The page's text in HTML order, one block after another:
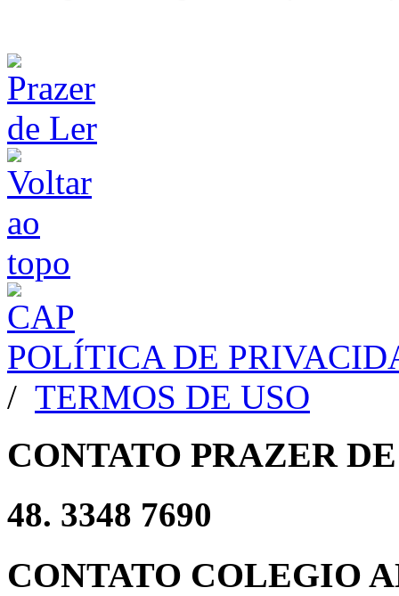
POLÍTICA DE
/ TERMOS DE USO
CONTATO PRAZER
48. 3348 7690
CONTATO COLEGIO